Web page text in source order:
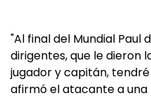
"Al final del Mundial Paul
dirigentes, que le dieron
jugador y capitán,
afirmó el atacante a una